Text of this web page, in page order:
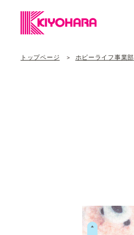
トップページ ホビーライフ事業部